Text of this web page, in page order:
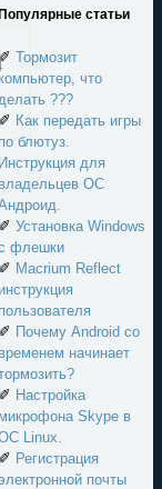
Популярные статьи
✐ Тормозит
компьютер, что
делать ???
✐ Как передать игры
по блютуз.
Инструкция для
владельцев ОС
✐ Установка Windows
флешки
✐ Macrium Reflect
инструкция
пользователя
✐ Почему Android со
временем начинает
✐ Настройка
микрофона Skype в
Linux.
✐ Регистрация
почты